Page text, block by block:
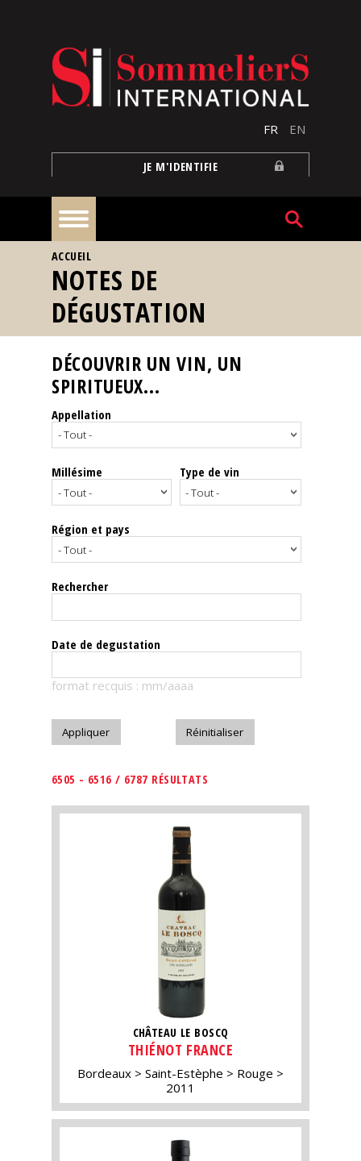
FR EN
JE M'IDENTIFIE
À
la
une
Reportages
Nos
Spiritueux
Notes
dégustation
Le
magazine
Télécharger
VOUS ÊTES ICI
ACCUEIL
NOTES DE
DÉGUSTATION
DÉCOUVRIR UN VIN, UN
SPIRITUEUX...
Appellation
Millésime Type de vin
Région et pays
Rechercher
Date de degustation
format recquis : mm/aaaa
6505 - 6516 / 6787 RÉSULTATS
CHÂTEAU LE BOSCQ
THIÉNOT FRANCE
Bordeaux Saint-Estèphe
Rouge
2011